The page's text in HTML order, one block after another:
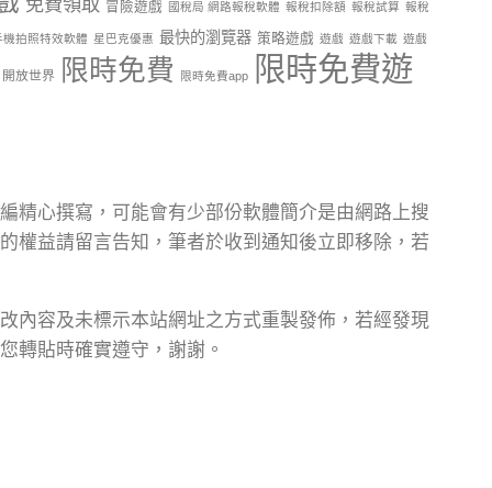
冒險遊戲 國稅局 網路報稅軟體 報稅扣除額 報稅試算 報稅
機拍照特效軟體 星巴克優惠 最快的瀏覽器 策略遊戲 遊戲 遊戲下載 遊戲
開放世界 限時免費 限時免費app 限時免費遊
精心撰寫，可能會有少部份軟體簡介是由網路上搜
權益請留言告知，筆者於收到通知後立即移除，若
內容及未標示本站網址之方式重製發佈，若經發現
轉貼時確實遵守，謝謝。